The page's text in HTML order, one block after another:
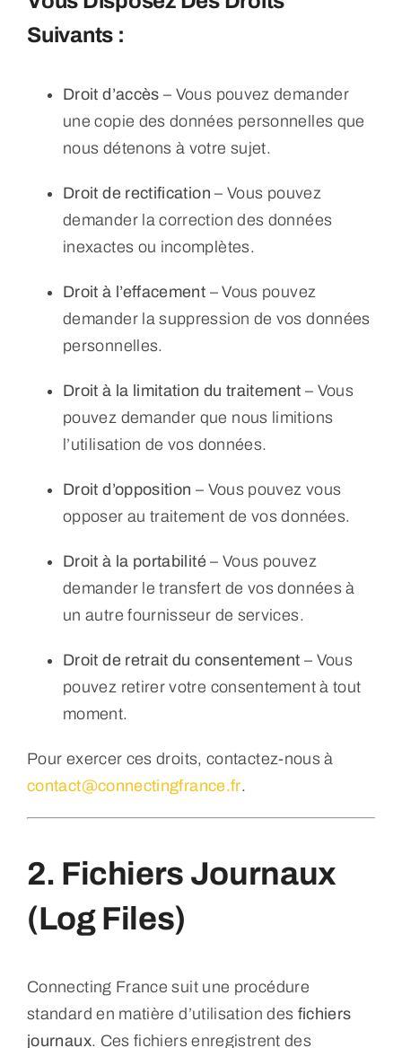
Suivants :
Droit d’accès – Vous pouvez demander
une copie des données personnelles que
nous détenons à votre sujet.
Droit de rectification – Vous pouvez
demander la correction des données
inexactes ou incomplètes.
Droit à l’effacement – Vous pouvez
demander la suppression de vos données
personnelles.
Droit à la limitation du traitement – Vous
pouvez demander que nous limitions
l’utilisation de vos données.
Droit d’opposition – Vous pouvez vous
opposer au traitement de vos données.
Droit à la portabilité – Vous pouvez
demander le transfert de vos données à
un autre fournisseur de services.
Droit de retrait du consentement – Vous
pouvez retirer votre consentement à tout
moment.
Pour exercer ces droits, contactez-nous à
contact@connectingfrance.fr.
2. Fichiers Journaux
(Log Files)
Connecting France suit une procédure
standard en matière d’utilisation des fichiers
journaux. Ces fichiers enregistrent des